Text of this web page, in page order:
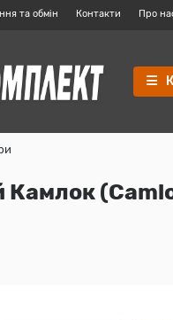
та обмін Контакти Про